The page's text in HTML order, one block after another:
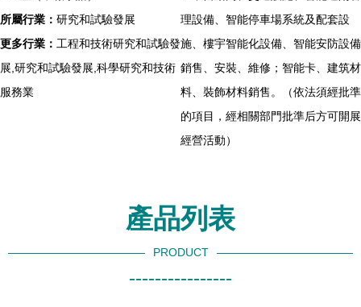
所屬行業： 研究和試驗發展
更多行業： 工程和技術研究和試驗發
展,研究和試驗發展,科學研究和技術
服務業
理設備、智能停車場系統及配套設
施、樓宇智能化設備、智能安防設備
銷售、安裝、維修；智能卡、建筑材
料、裝飾材料銷售。（依法須經批準
的項目，經相關部門批準后方可開展
經營活動）
產品列表
PRODUCT
----------------